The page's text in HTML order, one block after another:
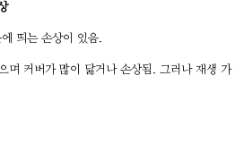
띄는 손상이 있음.
며 커버가 많이 닳거나 손상됨. 그러나 재생 가